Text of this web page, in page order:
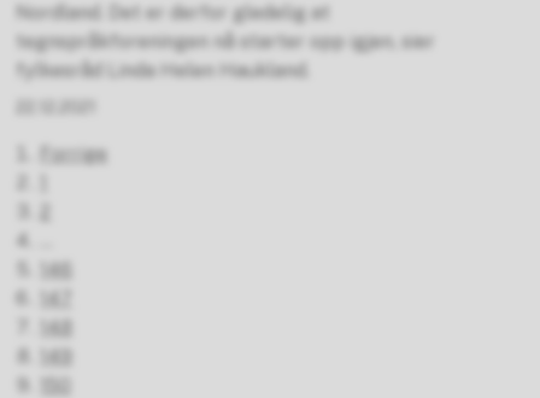
Nordland. Det er derfor gledelig at
tegnspråkforeningen nå starter opp igjen, sier
fylkesråd Linda Helen Haukland.
Forrige
146
148
149